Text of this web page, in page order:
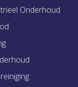
Onderhoud